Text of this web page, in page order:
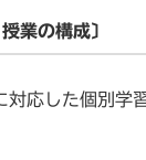
業の構成〕
応した個別学